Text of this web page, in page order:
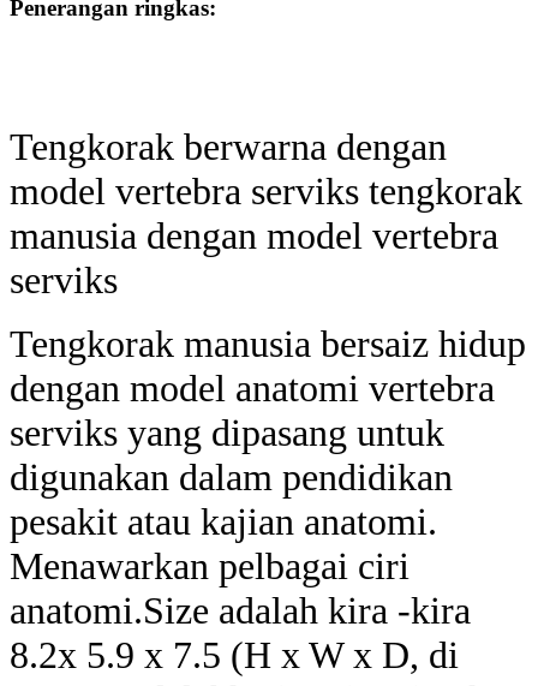
Penerangan ringkas:
Tengkorak berwarna dengan
model vertebra serviks tengkorak
manusia dengan model vertebra
serviks
Tengkorak manusia bersaiz hidup
dengan model anatomi vertebra
serviks yang dipasang untuk
digunakan dalam pendidikan
pesakit atau kajian anatomi.
Menawarkan pelbagai ciri
anatomi.Size adalah kira -kira
8.2x 5.9 x 7.5 (H x W x D, di